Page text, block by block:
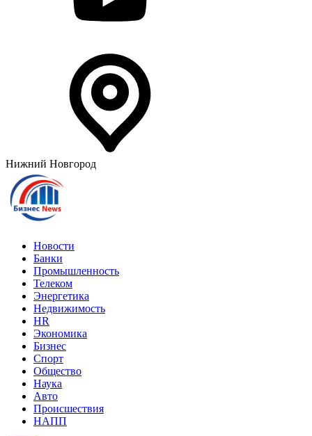
Нижний Новгород
Новости
Банки
Промышленность
Телеком
Энергетика
Недвижимость
HR
Экономика
Бизнес
Спорт
Общество
Наука
Авто
Происшествия
НАПП